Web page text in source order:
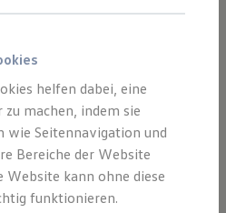
bei Gebrauchtwagen
Leasing
Leasing
Leasing
helfen dabei, eine
machen, indem sie
wie Seitennavigation und
Bereiche der Website
Website kann ohne diese
funktionieren.